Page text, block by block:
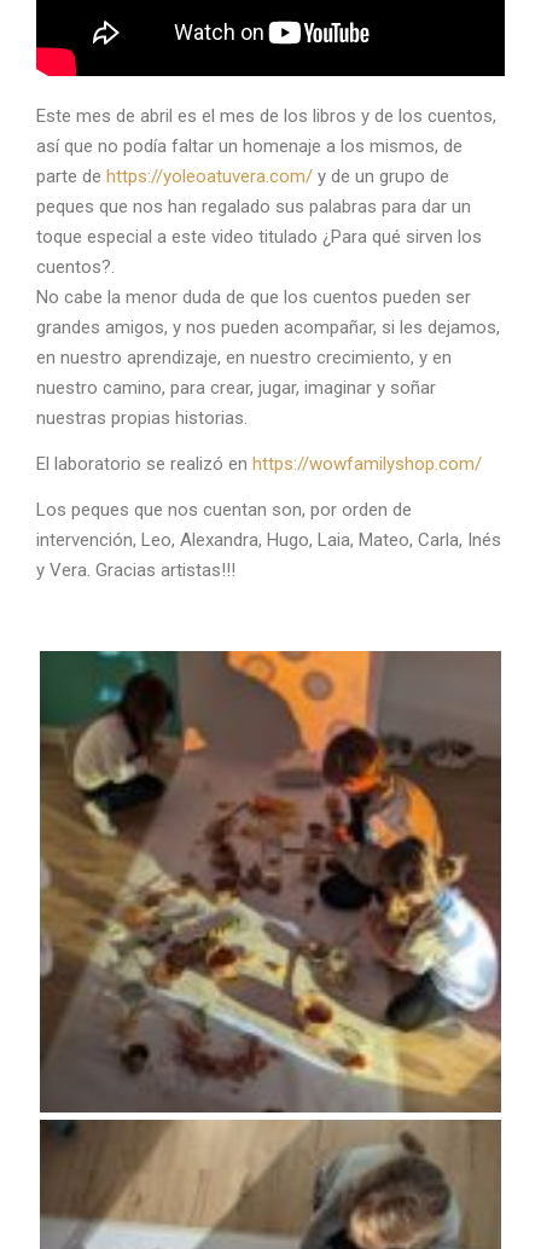
Este mes de abril es el mes de los libros y de los cuentos,
así que no podía faltar un homenaje a los mismos, de
parte de https://yoleoatuvera.com/ y de un grupo de
peques que nos han regalado sus palabras para dar un
toque especial a este video titulado ¿Para qué sirven los
cuentos?.
No cabe la menor duda de que los cuentos pueden ser
grandes amigos, y nos pueden acompañar, si les dejamos,
en nuestro aprendizaje, en nuestro crecimiento, y en
nuestro camino, para crear, jugar, imaginar y soñar
nuestras propias historias.
El laboratorio se realizó en https://wowfamilyshop.com/
Los peques que nos cuentan son, por orden de
intervención, Leo, Alexandra, Hugo, Laia, Mateo, Carla, Inés
y Vera. Gracias artistas!!!